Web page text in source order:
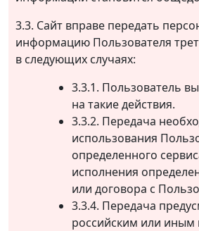
3.3. Сайт вправе передать
информацию Пользователя
в следующих случаях:
3.3.1. Пользователь
на такие действия.
3.3.2. Передача
использования
определенного
исполнения
или договора с
3.3.4. Передача
российским или